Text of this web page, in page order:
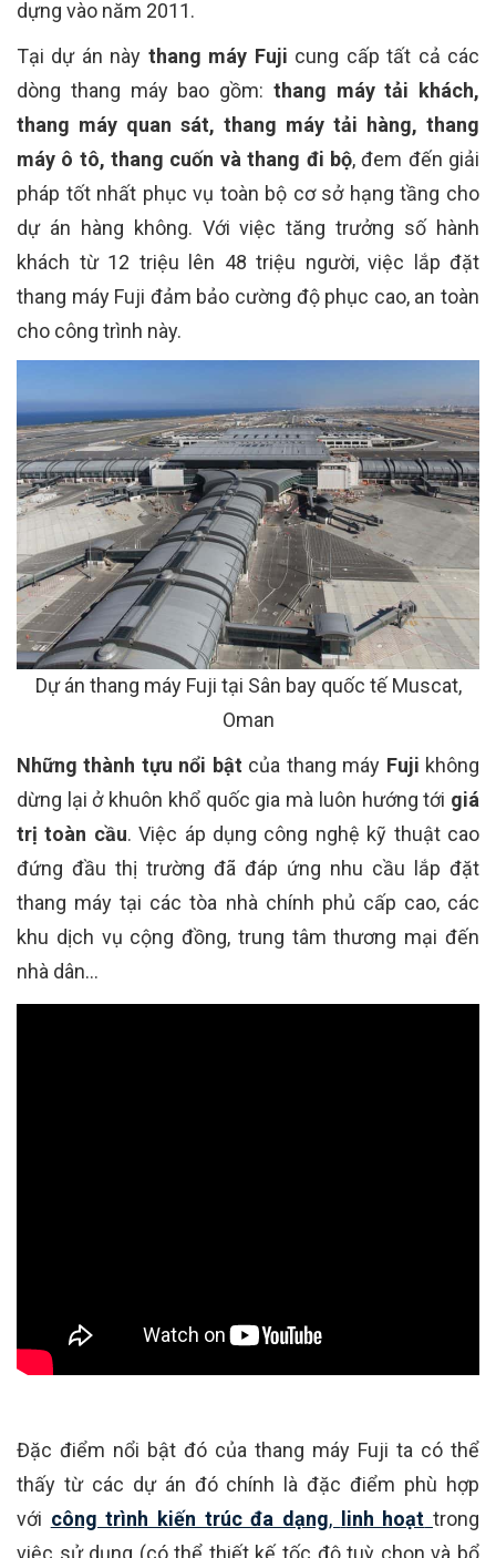
dựng vào năm 2011.
Tại dự án này thang máy Fuji cung cấp tất cả các
dòng thang máy bao gồm: thang máy tải khách,
thang máy quan sát, thang máy tải hàng, thang
máy ô tô, thang cuốn và thang đi bộ, đem đến giải
pháp tốt nhất phục vụ toàn bộ cơ sở hạng tầng cho
dự án hàng không. Với việc tăng trưởng số hành
khách từ 12 triệu lên 48 triệu người, việc lắp đặt
thang máy Fuji đảm bảo cường độ phục cao, an toàn
cho công trình này.
Dự án thang máy Fuji tại Sân bay quốc tế Muscat,
Oman
Những thành tựu nổi bật của thang máy Fuji không
dừng lại ở khuôn khổ quốc gia mà luôn hướng tới giá
trị toàn cầu. Việc áp dụng công nghệ kỹ thuật cao
đứng đầu thị trường đã đáp ứng nhu cầu lắp đặt
thang máy tại các tòa nhà chính phủ cấp cao, các
khu dịch vụ cộng đồng, trung tâm thương mại đến
nhà dân…
Đặc điểm nổi bật đó của thang máy Fuji ta có thể
thấy từ các dự án đó chính là đặc điểm phù hợp
với công trình kiến trúc đa dạng, inh hoạt trong
việc sử dụng (có thể thiết kế tốc độ tuỳ chọn và bổ